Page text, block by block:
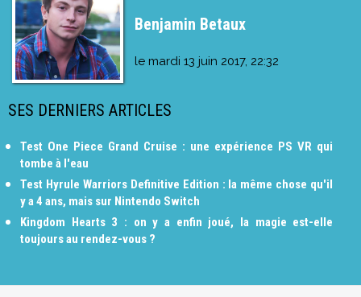
Benjamin Betaux
le mardi 13 juin 2017, 22:32
SES DERNIERS ARTICLES
Test One Piece Grand Cruise : une expérience PS VR qui
tombe à l'eau
Test Hyrule Warriors Definitive Edition : la même chose qu'il
y a 4 ans, mais sur Nintendo Switch
Kingdom Hearts 3 : on y a enfin joué, la magie est-elle
toujours au rendez-vous ?